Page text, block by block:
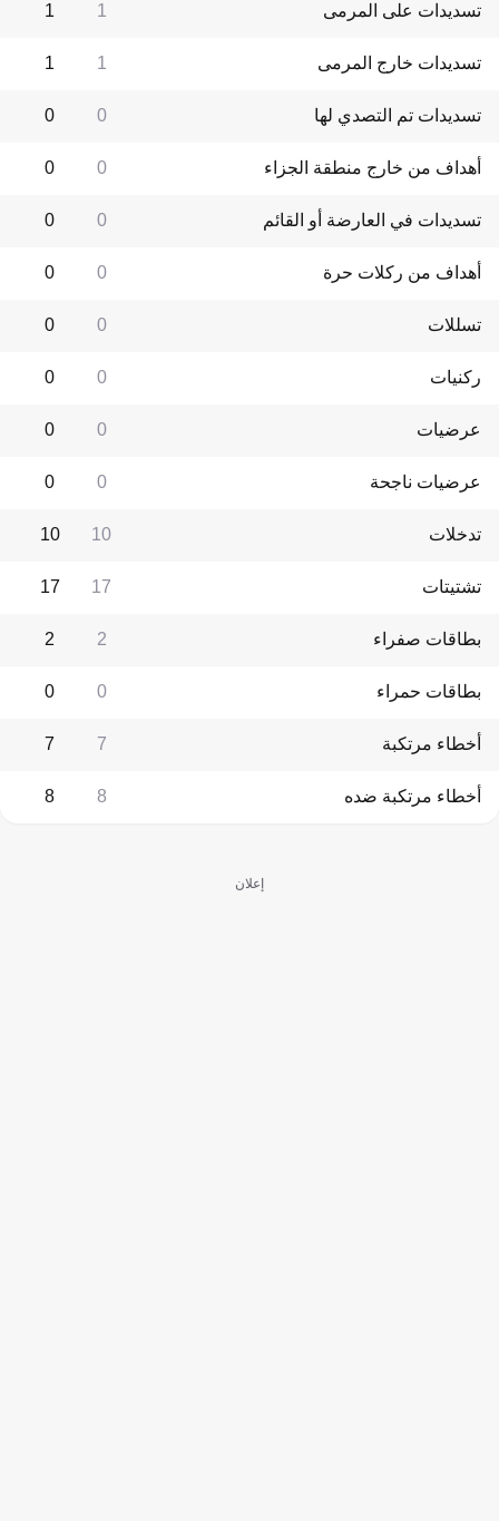
تسديدات على المرمى 1
1
تسديدات خارج المرمى 1
1
تسديدات تم التصدي لها 0
0
أهداف من خارج منطقة الجزاء 0
0
تسديدات في العارضة أو القائم 0
0
أهداف من ركلات حرة 0
0
تسللات 0
0
ركنيات 0
0
عرضيات 0
0
عرضيات ناجحة 0
0
تدخلات 10
10
تشتيتات 17
17
بطاقات صفراء 2
2
بطاقات حمراء 0
0
أخطاء مرتكبة 7
7
أخطاء مرتكبة ضده 8
8
إعلان